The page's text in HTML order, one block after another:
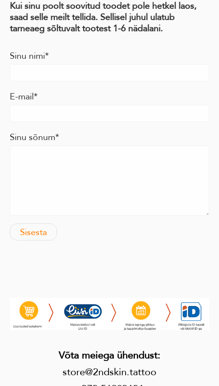
Kui sinu poolt soovitud toodet pole hetkel laos,
saad selle meilt tellida. Sellisel juhul ulatub
tarneaeg sõltuvalt tootest 1-6 nädalani.
Sinu nimi
E-mail
Sinu sõnum
Võta meiega ühendust:
store@2ndskin.tattoo